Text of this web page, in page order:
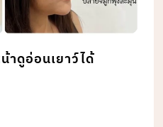
าดูอ่อนเยาว์ได้